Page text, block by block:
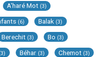
A'haré Mot (3)
(6) Balak (3)
Berechit (3) Bo (3)
Béhar (3) Chemot (3)